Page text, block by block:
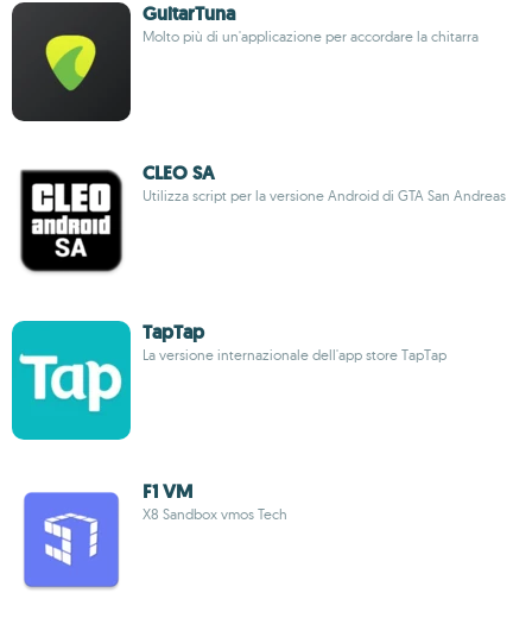
GuitarTuna
Molto più di un'applicazione per accordare la chitarra
CLEO SA
Utilizza script per la versione Android di GTA San Andreas
TapTap
La versione internazionale dell'app store TapTap
F1 VM
X8 Sandbox vmos Tech